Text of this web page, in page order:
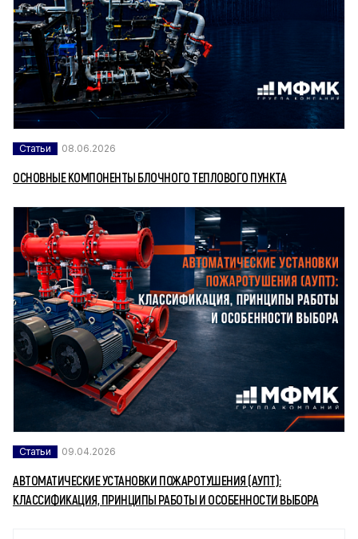
Статьи 08.06.2026
ОСНОВНЫЕ КОМПОНЕНТЫ БЛОЧНОГО ТЕПЛОВОГО ПУНКТА
Статьи 09.04.2026
АВТОМАТИЧЕСКИЕ УСТАНОВКИ ПОЖАРОТУШЕНИЯ (АУПТ):
КЛАССИФИКАЦИЯ, ПРИНЦИПЫ РАБОТЫ И ОСОБЕННОСТИ ВЫБОРА